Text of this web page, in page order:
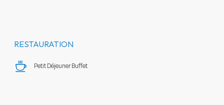
RESTAURATION
Petit Déjeuner Buffet